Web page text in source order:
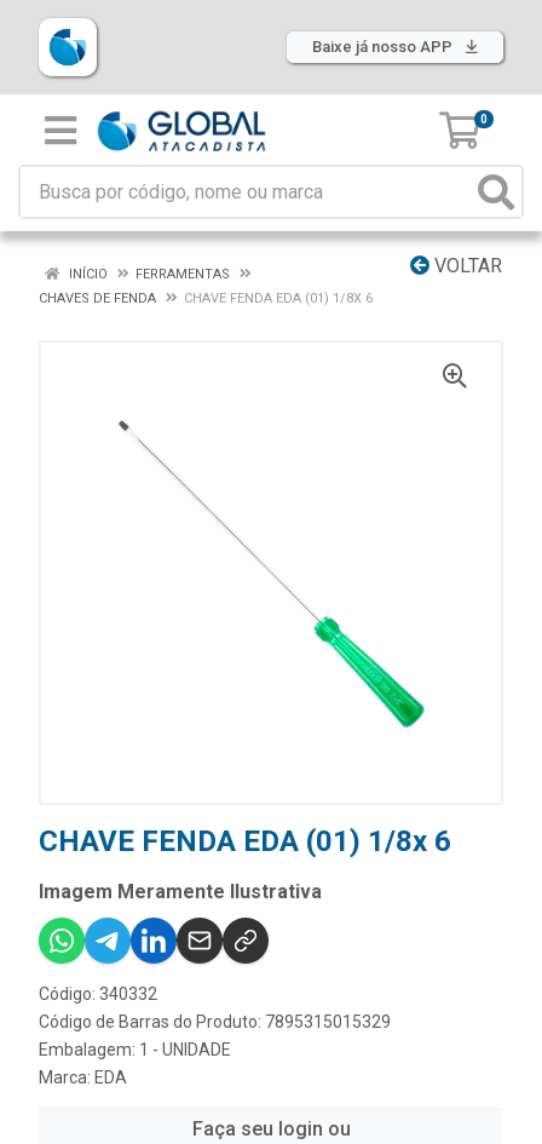
Baixe já nosso APP
0
VOLTAR
INÍCIO
FERRAMENTAS
CHAVES DE FENDA
CHAVE FENDA EDA (01) 1/8X 6
CHAVE FENDA EDA (01) 1/8x 6
Imagem Meramente Ilustrativa
Código: 340332
Código de Barras do Produto: 7895315015329
Embalagem: 1 - UNIDADE
Marca: EDA
Faça seu login ou